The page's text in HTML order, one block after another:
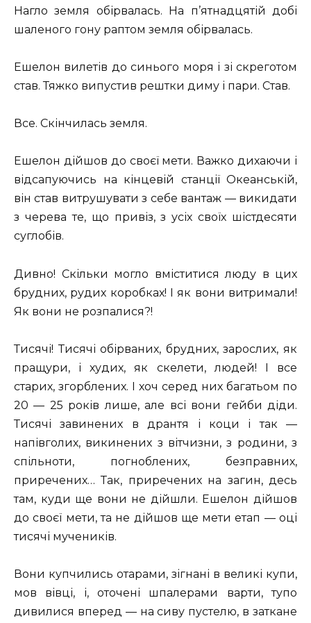
Нагло земля обірвалась. На п’ятнадцятій добі
шаленого гону раптом земля обірвалась.
Ешелон вилетів до синього моря і зі скреготом
став. Тяжко випустив рештки диму і пари. Став.
Все. Скінчилась земля.
Ешелон дійшов до своєї мети. Важко дихаючи і
відсапуючись на кінцевій станції Океанській,
він став витрушувати з себе вантаж — викидати
з черева те, що привіз, з усіх своїх шістдесяти
суглобів.
Дивно! Скільки могло вміститися люду в цих
брудних, рудих коробках! І як вони витримали!
Як вони не розпалися?!
Тисячі! Тисячі обірваних, брудних, зарослих, як
пращури, і худих, як скелети, людей! І все
старих, згорблених. І хоч серед них багатьом по
20 — 25 років лише, але всі вони гейби діди.
Тисячі завинених в дрантя і коци і так —
напівголих, викинених з вітчизни, з родини, з
спільноти, погноблених, безправних,
приречених… Так, приречених на загин, десь
там, куди ще вони не дійшли. Ешелон дійшов
до своєї мети, та не дійшов ще мети етап — оці
тисячі мучеників.
Вони купчились отарами, зігнані в великі купи,
мов вівці, і, оточені шпалерами варти, тупо
дивилися вперед — на сиву пустелю, в заткане